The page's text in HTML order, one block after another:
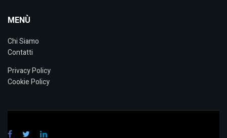
MENÙ
Chi Siamo
Contatti
Privacy Policy
Cookie Policy